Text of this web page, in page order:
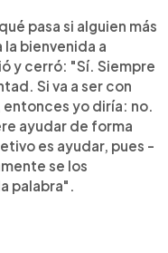
pasa si alguien más
la bienvenida a
y cerró: "Sí. Siempre
Si va a ser con
yo diría: no.
ayudar de forma
es ayudar, pues -
se los
palabra".